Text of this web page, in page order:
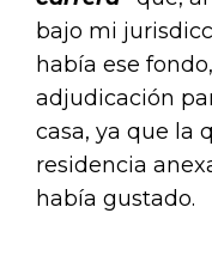
bajo mi
había ese
adjudicación
casa, ya que la
residencia
había gustado.